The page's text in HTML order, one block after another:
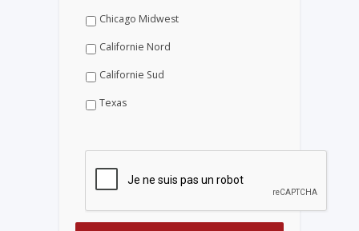
Chicago Midwest
Californie Nord
Californie Sud
Texas